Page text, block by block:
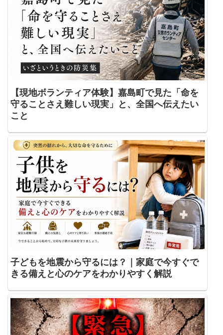
【現地ボランティア体験】嘉島町で見た「命を
守ることさえ難しい現実」と、全国へ伝えたい
こと
子どもを地震から守るには？｜家庭で今すぐで
きる備えと心のケアをわかりやすく解説